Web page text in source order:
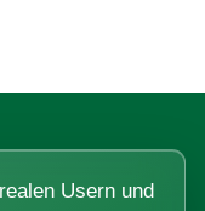
Usern und